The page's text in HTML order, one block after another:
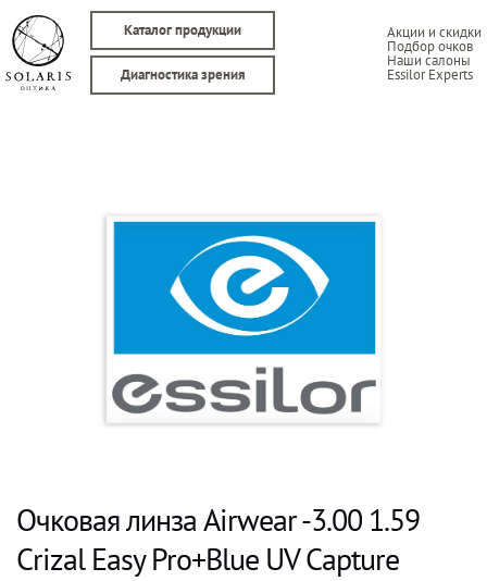
Каталог продукции Акции и скидки
Подбор очков
Наши салоны
Essilor Experts
Диагностика зрения
Очковая линза Airwear -3.00 1.59
Crizal Easy Pro+Blue UV Capture